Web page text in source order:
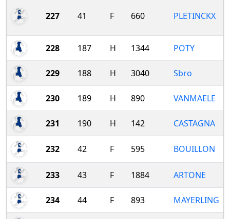
227 41 F 660 PLETINCKX
228 187 H 1344 POTY
229 188 H 3040 Sbro
230 189 H 890 VANMAELE
231 190 H 142 CASTAGNA
232 42 F 595 BOUILLON
233 43 F 1884 ARTONE
234 44 F 893 MAYERLING